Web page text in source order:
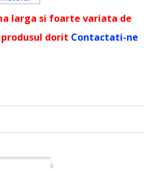
larga si foarte variata de
dorit Contactati-ne
0